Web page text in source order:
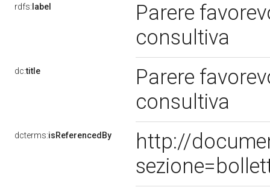
rdfs: label
Parere
consultiva
dc:title
Parere
consultiva
dcterms:isReferencedBy
http://